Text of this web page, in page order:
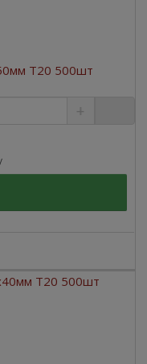
T20 500шт
/